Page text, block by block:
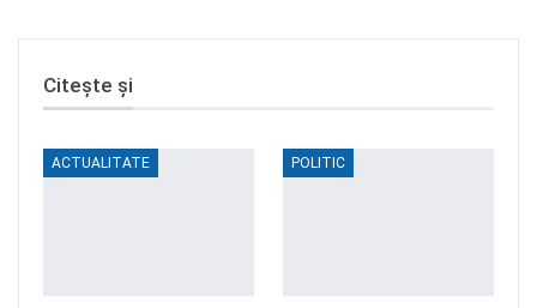
Citește și
ACTUALITATE POLITIC